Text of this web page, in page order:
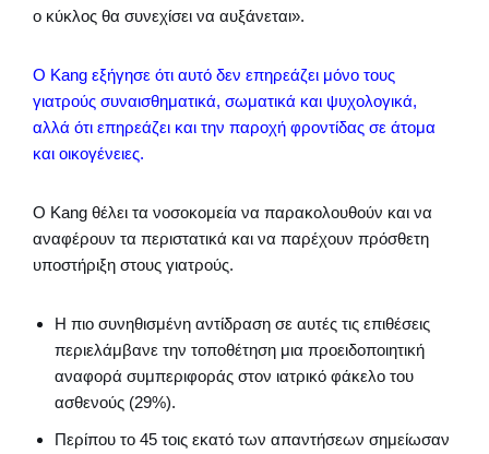
ο κύκλος θα συνεχίσει να αυξάνεται».
Ο Kang εξήγησε ότι αυτό δεν επηρεάζει μόνο τους
γιατρούς συναισθηματικά, σωματικά και ψυχολογικά,
αλλά ότι επηρεάζει και την παροχή φροντίδας σε άτομα
και οικογένειες.
Ο Kang θέλει τα νοσοκομεία να παρακολουθούν και να
αναφέρουν τα περιστατικά και να παρέχουν πρόσθετη
υποστήριξη στους γιατρούς.
Η πιο συνηθισμένη αντίδραση σε αυτές τις επιθέσεις
περιελάμβανε την τοποθέτηση μια προειδοποιητική
αναφορά συμπεριφοράς στον ιατρικό φάκελο του
ασθενούς (29%).
Περίπου το 45 τοις εκατό των απαντήσεων σημείωσαν